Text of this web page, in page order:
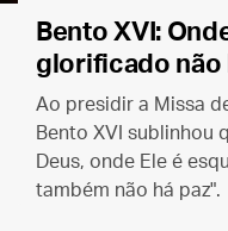
Bento XVI:
glorificado não
Ao presidir a Missa
Bento XVI sublinhou
Deus, onde Ele é
também não há paz".